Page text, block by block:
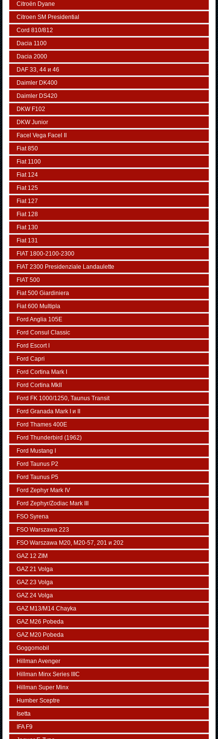
Citroën Dyane
Citroen SM Presidential
Cord 810/812
Dacia 1100
Dacia 2000
DAF 33, 44 и 46
Daimler DK400
Daimler DS420
DKW F102
DKW Junior
Facel Vega Facel II
Fiat 850
Fiat 1100
Fiat 124
Fiat 125
Fiat 127
Fiat 128
Fiat 130
Fiat 131
FIAT 1800-2100-2300
FIAT 2300 Presidenziale Landaulette
FIAT 500
Fiat 500 Giardiniera
Fiat 600 Multipla
Ford Anglia 105E
Ford Consul Classic
Ford Escort I
Ford Capri
Ford Cortina Mark I
Ford Cortina MkII
Ford FK 1000/1250, Taunus Transit
Ford Granada Mark I и II
Ford Thames 400E
Ford Thunderbird (1962)
Ford Mustang I
Ford Taunus P2
Ford Taunus P5
Ford Zephyr Mark IV
Ford Zephyr/Zodiac Mark III
FSO Syrena
FSO Warszawa 223
FSO Warszawa М20, M20-57, 201 и 202
GAZ 12 ZIM
GAZ 21 Volga
GAZ 23 Volga
GAZ 24 Volga
GAZ M13/M14 Chayka
GAZ M26 Pobeda
GAZ М20 Pobeda
Goggomobil
Hillman Avenger
Hillman Minx Series IIIC
Hillman Super Minx
Humber Sceptre
Isetta
IFA F9